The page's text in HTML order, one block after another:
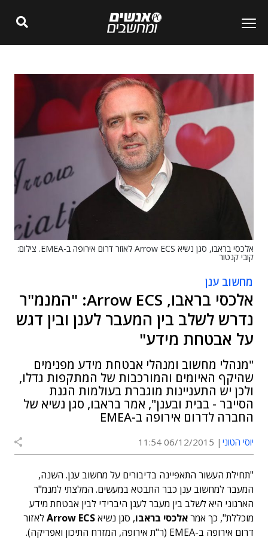
אלכסי בראבו, סגן נשיא Arrow ECS לאזור דרום אירופה ב-EMEA. צילום:
קובי קנטור
מחשוב ענן
אלכסי בראבו, Arrow ECS: "המנמ"ר
נדרש לשלב בין המעבר לענן ובין דגש
על אבטחת מידע"
"מנהלי מחשוב ומנהלי אבטחת מידע מפנימים
שהיקף האיומים והמורכבות של המתקפות גדלו,
ולכן יש התעניינות מוגברת בעולמות הגנת
הסייבר - בבית ובענן", אמר בראבו, סגן נשיא של
החברה לדרום אירופה ב-EMEA
יוסי הטוני 06/12/2015 11:54
"תחילת העשור התאפיינה בדיבורים על מחשוב ענן. השנה,
המעבר למחשוב ענן כבר התבטא במעשים. המלצתי למנמ"ר
הארגוני היא לשלב בין מעבר לענן היברידי לבין אבטחת מידע
מוכללת", כך אמראלכסי בראבו, סגן נשיאArrow ECSלאזור
דרום אירופה ב-EMEA (ר"ת אירופה, המזרח התיכון ואפריקה).